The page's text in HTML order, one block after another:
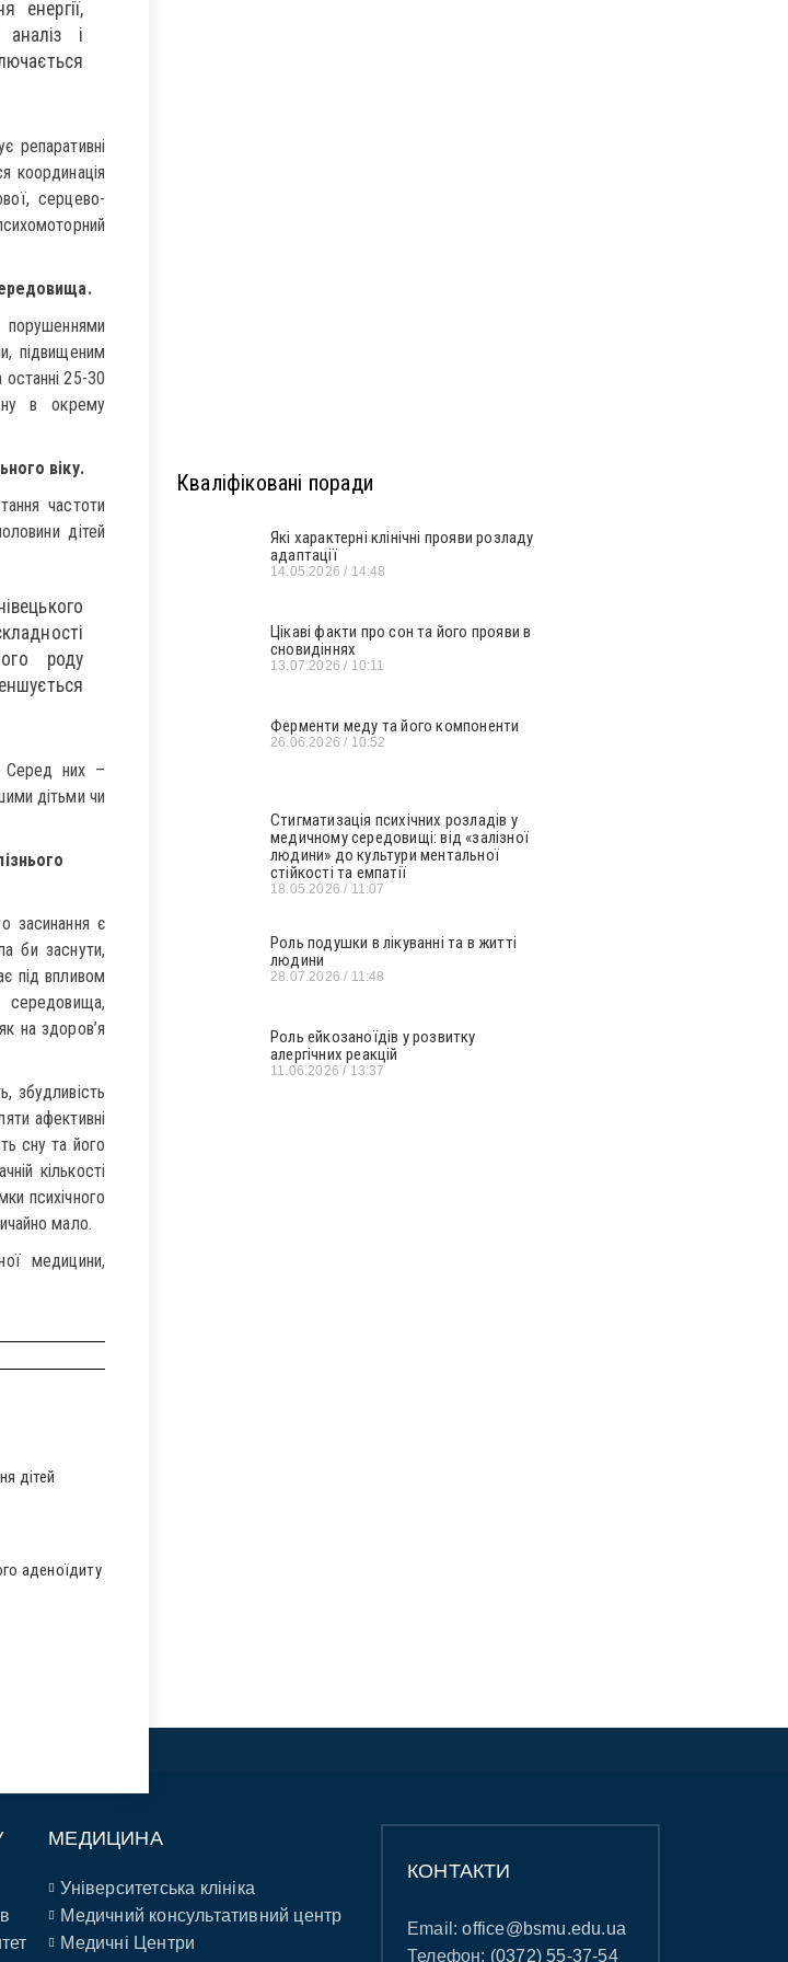
енергії,
аналіз і
репаративні
координація
серцево-
порушеннями
підвищеним
25-30
в окрему
віку.
частоти
дітей
роду
Серед них –
дітьми чи
засинання є
би заснути,
під впливом
на здоров’я
збудливість
афективні
сну та його
кількості
психічного
мало.
медицини,
дітей
аденоїдиту
Кваліфіковані поради
Які характерні клінічні прояви розладу
адаптації
14.05.2026 14:48
Цікаві факти про сон та його прояви в
сновидіннях
13.07.2026 10:11
Ферменти меду та його компоненти
26.06.2026 10:52
Стигматизація психічних розладів у
медичному середовищі: від «залізної
людини» до культури ментальної
стійкості та емпатії
18.05.2026 11:07
Роль подушки в лікуванні та в житті
людини
28.07.2026 11:48
Роль ейкозаноїдів у розвитку
алергічних реакцій
11.06.2026 13:37
МЕДИЦИНА
Університетська клініка
Медичний консультативний центр
Медичні Центри
КОНТАКТИ
Email:office@bsmu.edu.ua
Телефон: (0372) 55-37-54